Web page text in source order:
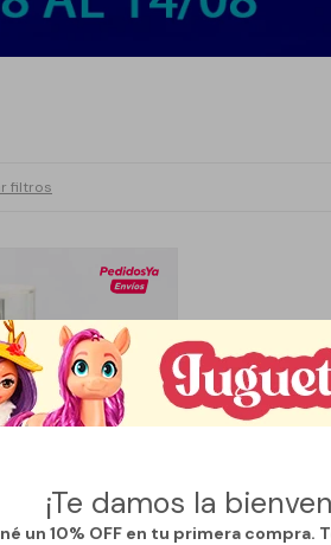
¡Te damos la
un 10% OFF en tu primera compra.
filtros